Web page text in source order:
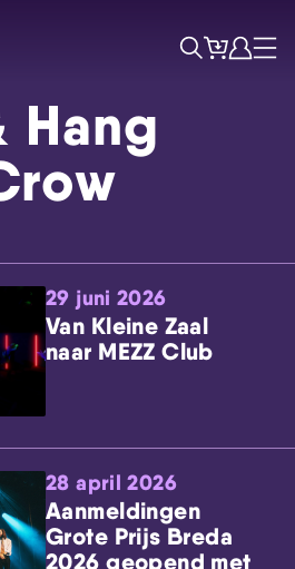
Skip navigatie
ZoekTicketsAccount
Menu
Hang
29 juni 2026
Van Kleine Zaal
naar MEZZ Club
28 april 2026
Aanmeldingen
Grote Prijs Breda
2026 geopend met